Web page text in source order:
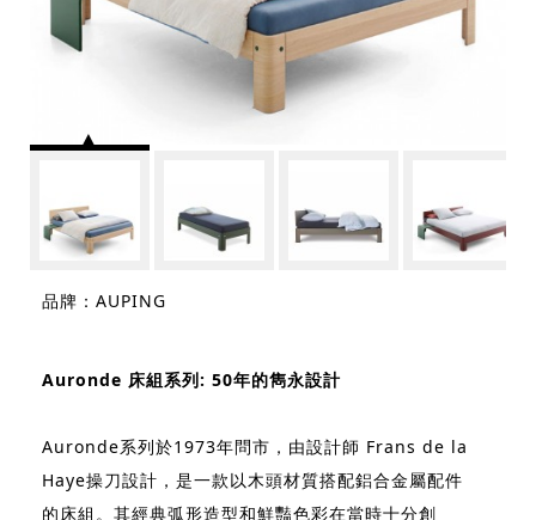
品牌：AUPING
Auronde 床組系列: 50年的雋永設計
Auronde系列於1973年問市，由設計師 Frans de la
Haye操刀設計，是一款以木頭材質搭配鋁合金屬配件
的床組。其經典弧形造型和鮮豔色彩在當時十分創